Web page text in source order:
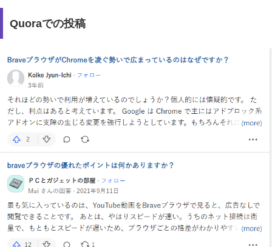
Quoraでの投稿